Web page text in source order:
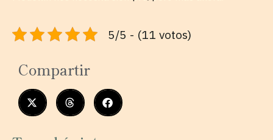
5/5 - (11 votos)
Compartir